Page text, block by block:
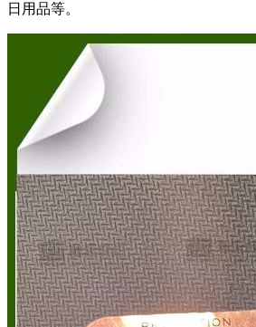
日用品等。